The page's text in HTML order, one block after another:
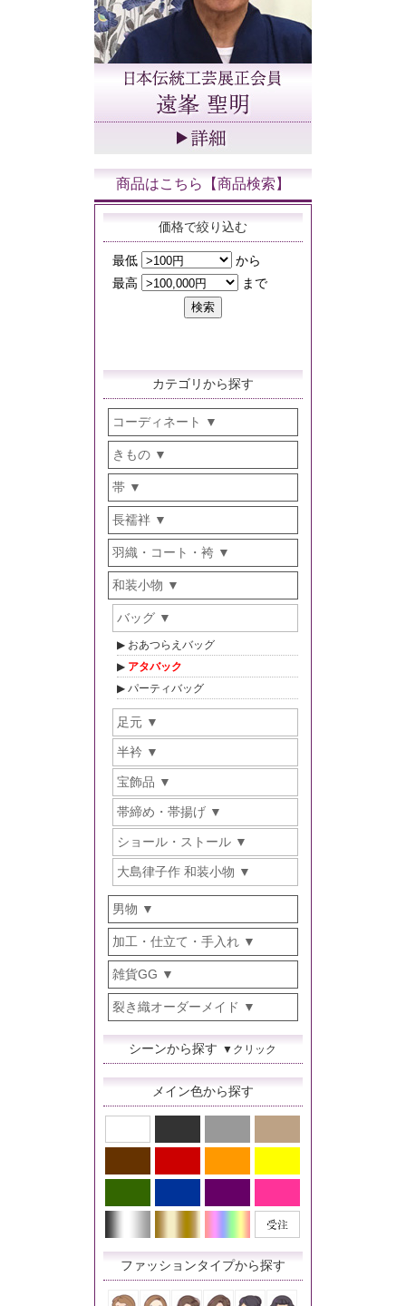
商品はこちら【商品検索】
価格で絞り込む
カテゴリから探す
コーディネート
きもの
帯
長襦袢
羽織・コート・袴
和装小物
バッグ
おあつらえバッグ
アタバック
パーティバッグ
足元
半衿
宝飾品
帯締め・帯揚げ
ショール・ストール
大島律子作 和装小物
男物
加工・仕立て・手入れ
雑貨GG
裂き織オーダーメイド
シーンから探す ▼クリック
メイン色から探す
ファッションタイプから探す